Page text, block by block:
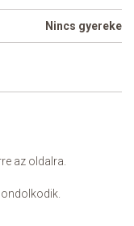
Nincs gyereke
az oldalra.